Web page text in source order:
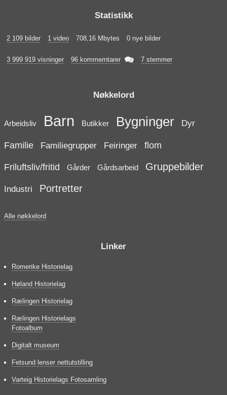
Statistikk
2 109 bilder 1 video 708,16 Mbytes 0 nye bilder
3 999 919 visninger 96 kommerntarer  7 stemmer
Nøkkelord
Arbeidsliv Barn Butikker Bygninger Dyr
Familie Familiegrupper Feiringer flom
Friluftsliv/fritid Gårder Gårdsarbeid Gruppebilder
Industri Portretter
Alle nøkkelord
Linker
Romerike Historielag
Høland Historielag
Rælingen Historielag
Rælingen Historielags
Fotoalbum
Digitalt museum
Fetsund lenser nettutstilling
Varteig Historielags Fotosamling